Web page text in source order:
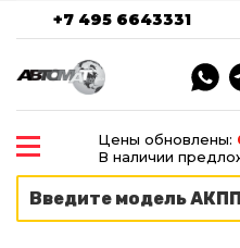
+7 495 6643331
Цены обновлены:
В наличии